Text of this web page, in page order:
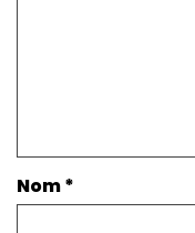
Nom*